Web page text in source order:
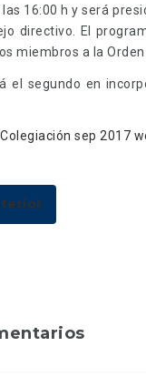
16:00 h y será
directivo. El
miembros a la
el segundo en